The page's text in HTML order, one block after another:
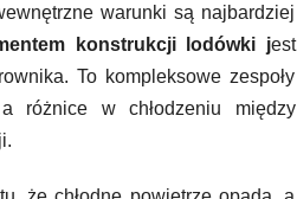
warunki są najbardziej
konstrukcji lodówki jest
To kompleksowe zespoły
różnice w chłodzeniu między